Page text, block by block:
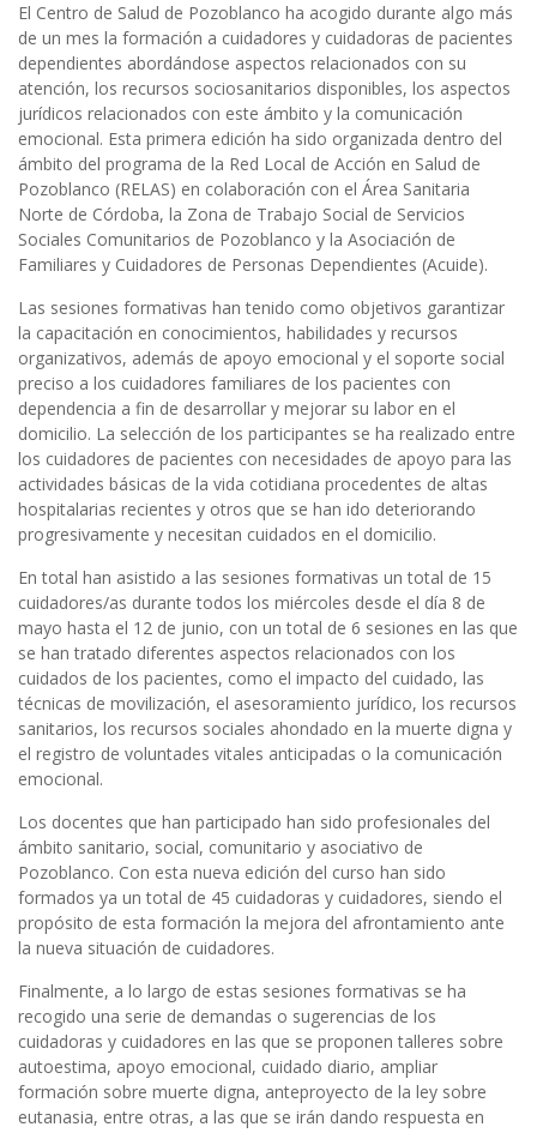
El Centro de Salud de Pozoblanco ha acogido durante algo más
de un mes la formación a cuidadores y cuidadoras de pacientes
dependientes abordándose aspectos relacionados con su
atención, los recursos sociosanitarios disponibles, los aspectos
jurídicos relacionados con este ámbito y la comunicación
emocional. Esta primera edición ha sido organizada dentro del
ámbito del programa de la Red Local de Acción en Salud de
Pozoblanco (RELAS) en colaboración con el Área Sanitaria
Norte de Córdoba, la Zona de Trabajo Social de Servicios
Sociales Comunitarios de Pozoblanco y la Asociación de
Familiares y Cuidadores de Personas Dependientes (Acuide).
Las sesiones formativas han tenido como objetivos garantizar
la capacitación en conocimientos, habilidades y recursos
organizativos, además de apoyo emocional y el soporte social
preciso a los cuidadores familiares de los pacientes con
dependencia a fin de desarrollar y mejorar su labor en el
domicilio. La selección de los participantes se ha realizado entre
los cuidadores de pacientes con necesidades de apoyo para las
actividades básicas de la vida cotidiana procedentes de altas
hospitalarias recientes y otros que se han ido deteriorando
progresivamente y necesitan cuidados en el domicilio.
En total han asistido a las sesiones formativas un total de 15
cuidadores/as durante todos los miércoles desde el día 8 de
mayo hasta el 12 de junio, con un total de 6 sesiones en las que
se han tratado diferentes aspectos relacionados con los
cuidados de los pacientes, como el impacto del cuidado, las
técnicas de movilización, el asesoramiento jurídico, los recursos
sanitarios, los recursos sociales ahondado en la muerte digna y
el registro de voluntades vitales anticipadas o la comunicación
emocional.
Los docentes que han participado han sido profesionales del
ámbito sanitario, social, comunitario y asociativo de
Pozoblanco. Con esta nueva edición del curso han sido
formados ya un total de 45 cuidadoras y cuidadores, siendo el
propósito de esta formación la mejora del afrontamiento ante
la nueva situación de cuidadores.
Finalmente, a lo largo de estas sesiones formativas se ha
recogido una serie de demandas o sugerencias de los
cuidadoras y cuidadores en las que se proponen talleres sobre
autoestima, apoyo emocional, cuidado diario, ampliar
formación sobre muerte digna, anteproyecto de la ley sobre
eutanasia, entre otras, a las que se irán dando respuesta en